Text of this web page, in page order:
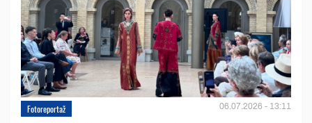
Fotoreportaž 06.07.2026 - 13:11